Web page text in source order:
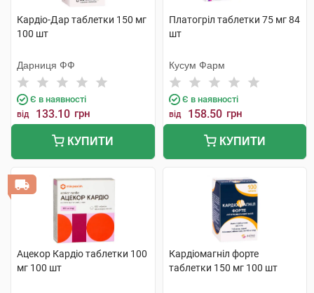
Кардіо-Дар таблетки 150 мг
100 шт
Дарниця ФФ
Є в наявності
від 133.10 грн
КУПИТИ
Платогріл таблетки 75 мг 84
шт
Кусум Фарм
Є в наявності
від 158.50 грн
КУПИТИ
Ацекор Кардіо таблетки 100
мг 100 шт
Кардіомагніл форте
таблетки 150 мг 100 шт